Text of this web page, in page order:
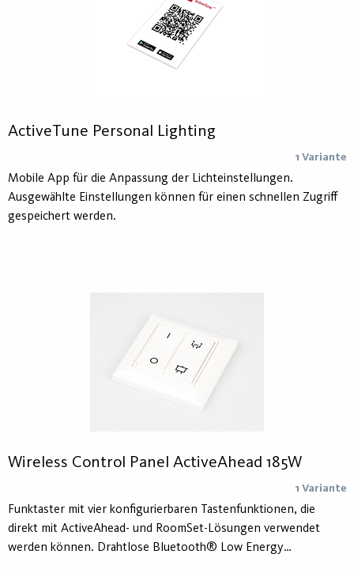
ActiveTune Personal Lighting
1 Variante
Mobile App für die Anpassung der Lichteinstellungen.
Ausgewählte Einstellungen können für einen schnellen Zugriff
gespeichert werden.
Wireless Control Panel ActiveAhead 185W
1 Variante
Funktaster mit vier konfigurierbaren Tastenfunktionen, die
direkt mit ActiveAhead- und RoomSet-Lösungen verwendet
werden können. Drahtlose Bluetooth® Low Energy